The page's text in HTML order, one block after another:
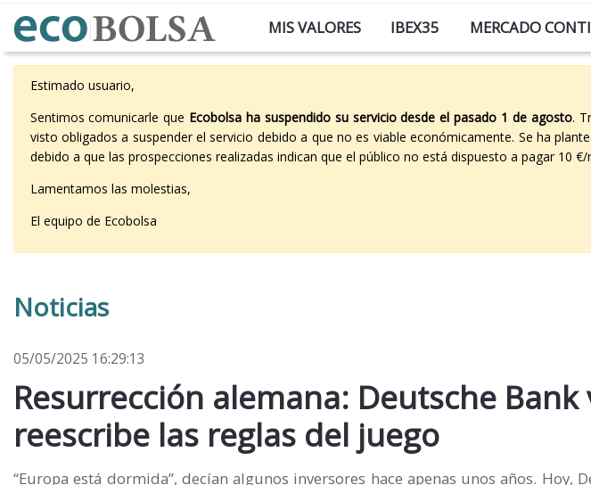
MIS VALORES IBEX35 MERCADO
Estimado usuario,
Sentimos comunicarle que Ecobolsa ha suspendido su servicio desde el pasado 1 de agosto.
visto obligados a suspender el servicio debido a que no es viable económicamente. Se ha
debido a que las prospecciones realizadas indican que el público no está dispuesto a pagar 10
Lamentamos las molestias,
El equipo de Ecobolsa
Noticias
05/05/2025 16:29:13
Resurrección alemana: Deutsche
reescribe las reglas del juego
“Europa está dormida”, decían algunos inversores hace apenas unos años. Hoy,